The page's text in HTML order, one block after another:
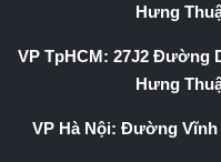
Hưng
VP TpHCM: 27J2 Đường
Hưng
VP Hà Nội: Đường Vĩnh